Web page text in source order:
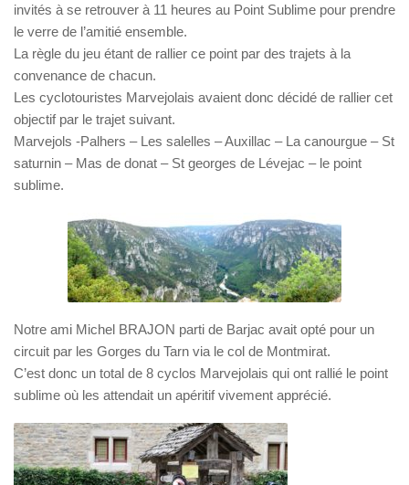
invités à se retrouver à 11 heures au Point Sublime pour prendre
le verre de l’amitié ensemble.
La règle du jeu étant de rallier ce point par des trajets à la
convenance de chacun.
Les cyclotouristes Marvejolais avaient donc décidé de rallier cet
objectif par le trajet suivant.
Marvejols -Palhers – Les salelles – Auxillac – La canourgue – St
saturnin – Mas de donat – St georges de Lévejac – le point
sublime.
Notre ami Michel BRAJON parti de Barjac avait opté pour un
circuit par les Gorges du Tarn via le col de Montmirat.
C’est donc un total de 8 cyclos Marvejolais qui ont rallié le point
sublime où les attendait un apéritif vivement apprécié.